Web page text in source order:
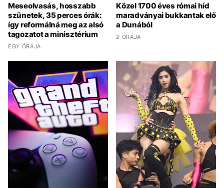
Meseolvasás, hosszabb
szünetek, 35 perces órák:
így reformálná meg az alsó
tagozatot a minisztérium
EGY ÓRÁJA
Közel 1700 éves római híd
maradványai bukkantak elő
a Dunából
2 ÓRÁJA